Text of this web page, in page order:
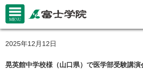
2025年12月12日
晃英館中学校様（山口県）で医学部受験講演